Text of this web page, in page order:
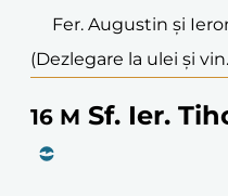
Fer. Augustin și
(Dezlegare la ulei și
16 M Sf. Ier.